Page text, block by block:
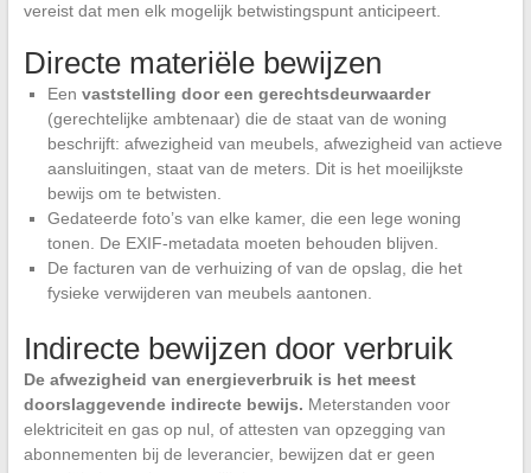
vereist dat men elk mogelijk betwistingspunt anticipeert.
Directe materiële bewijzen
Een vaststelling door een gerechtsdeurwaarder
(gerechtelijke ambtenaar) die de staat van de woning
beschrijft: afwezigheid van meubels, afwezigheid van actieve
aansluitingen, staat van de meters. Dit is het moeilijkste
bewijs om te betwisten.
Gedateerde foto’s van elke kamer, die een lege woning
tonen. De EXIF-metadata moeten behouden blijven.
De facturen van de verhuizing of van de opslag, die het
fysieke verwijderen van meubels aantonen.
Indirecte bewijzen door verbruik
De afwezigheid van energieverbruik is het meest
doorslaggevende indirecte bewijs. Meterstanden voor
elektriciteit en gas op nul, of attesten van opzegging van
abonnementen bij de leverancier, bewijzen dat er geen